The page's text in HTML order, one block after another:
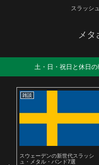
スラッシ
メタ
土・日・祝日と休日
雑談
スウェーデンの新世代スラッシ
ュ・メタル・バンド7選